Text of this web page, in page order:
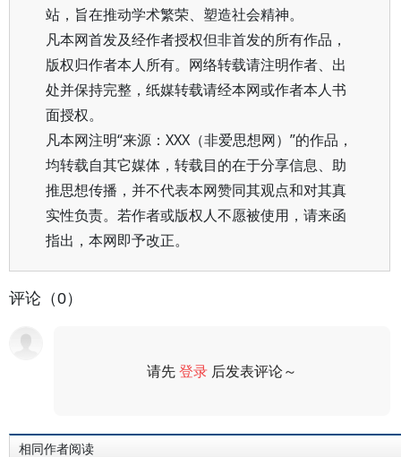
站，旨在推动学术繁荣、塑造社会精神。
凡本网首发及经作者授权但非首发的所有作品，
版权归作者本人所有。网络转载请注明作者、出
处并保持完整，纸媒转载请经本网或作者本人书
面授权。
凡本网注明“来源：XXX（非爱思想网）”的作品，
均转载自其它媒体，转载目的在于分享信息、助
推思想传播，并不代表本网赞同其观点和对其真
实性负责。若作者或版权人不愿被使用，请来函
指出，本网即予改正。
评论（0）
请先登录 后发表评论～
相同作者阅读